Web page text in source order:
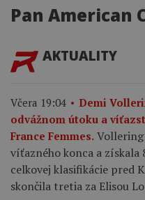
Pan American
AKTUALITY
Včera 19:04
Demi
odvážnom útoku a
France Femmes.
víťazného konca a získala
celkovej klasifikácie pred
skončila tretia za Elisou